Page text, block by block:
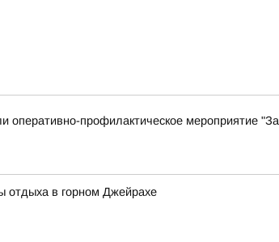
оперативно-профилактическое мероприятие
отдыха в горном Джейрахе